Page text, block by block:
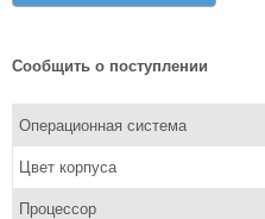
Сообщить о поступлении
Операционная система
Цвет корпуса
Процессор